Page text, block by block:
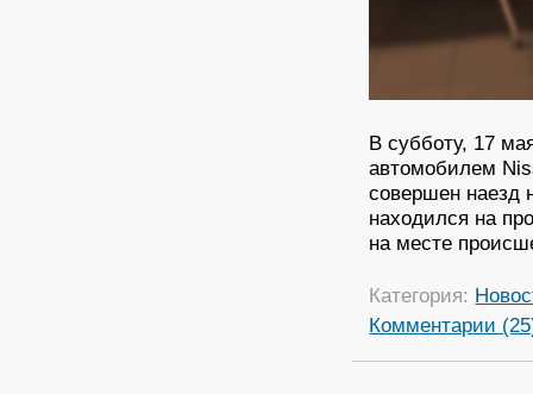
В субботу, 17
автомобилем
совершен наезд
находился на
на месте
Категория:
Комментарии